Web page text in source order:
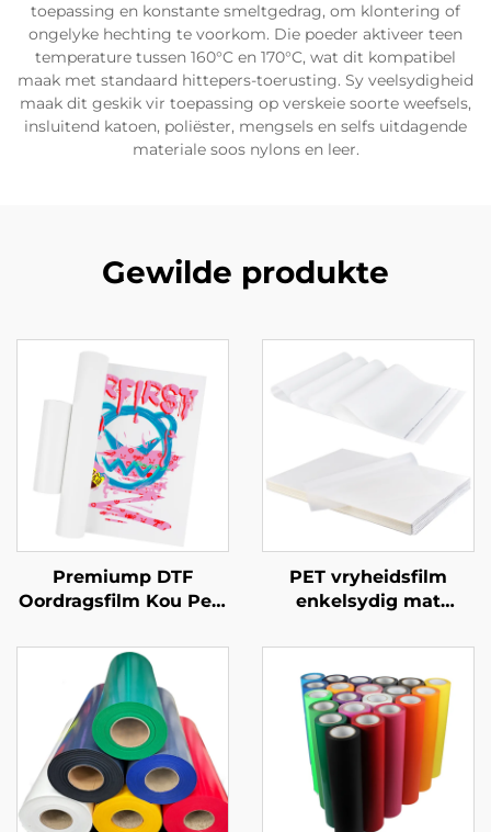
toepassing en konstante smeltgedrag, om klontering of
ongelyke hechting te voorkom. Die poeder aktiveer teen
temperature tussen 160°C en 170°C, wat dit kompatibel
maak met standaard hittepers-toerusting. Sy veelsydigheid
maak dit geskik vir toepassing op verskeie soorte weefsels,
insluitend katoen, poliëster, mengsels en selfs uitdagende
materiale soos nylons en leer.
Gewilde produkte
Premiump DTF
Oordragsfilm Kou Peel
PET vryheidsfilm
enkelsydig mat